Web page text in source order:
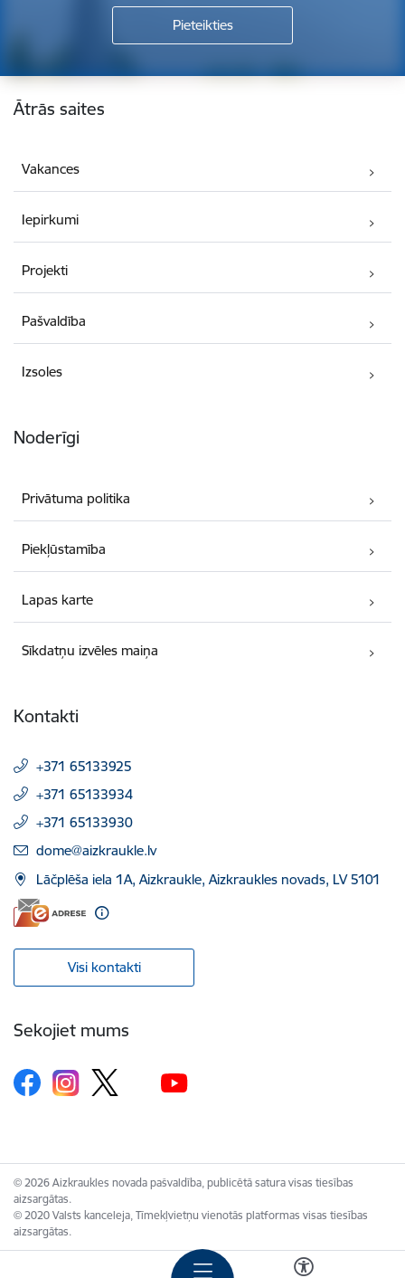
Kājene
Ātrās saites
Vakances
Iepirkumi
Projekti
Pašvaldība
Izsoles
Noderīgi
Privātuma politika
Piekļūstamība
Lapas karte
Sīkdatņu izvēles maiņa
Kontakti
+371 65133925
+371 65133934
+371 65133930
E-pasts:
dome@aizkraukle.lv
Lāčplēša iela 1A, Aizkraukle, Aizkraukles novads, LV 5101
Visi kontakti
Sekojiet mums
© 2026 Aizkraukles novada pašvaldība, publicētā satura visas tiesības
aizsargātas.
© 2020 Valsts kanceleja, Tīmekļvietņu vienotās platformas visas tiesības
aizsargātas.